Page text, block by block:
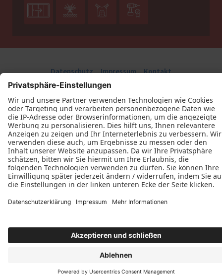
   
Datenschutz Impressum
Kontakt
H. Höflich GmbH © 2026